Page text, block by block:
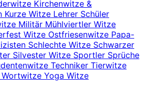
Kirchenwitze &
Kurze Witze Lehrer Schüler
Militär Mühlviertler Witze
Witze Ostfriesenwitze Papa-
Schlechte Witze Schwarzer
Silvester Witze Sportler Sprüche
Techniker Tierwitze
Wortwitze Yoga Witze